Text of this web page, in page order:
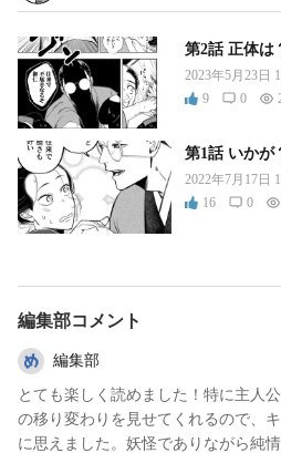
第2話 正体は
2023年5月23日
9
0
第1話 いかが
2022年7月17日
16
0
編集部コメント
編集部
とても楽しく読めました！特に主人
の移り変わりを見せてくれるので、
に思えました。妖怪でありながら純